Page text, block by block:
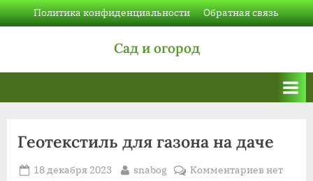
Skip
to
Политика конфиденциальности Обратная связь
Сад и огород
Геотекстиль для газона на даче
Posted
18 декабря 2023 By
snabog Комментариевкнет